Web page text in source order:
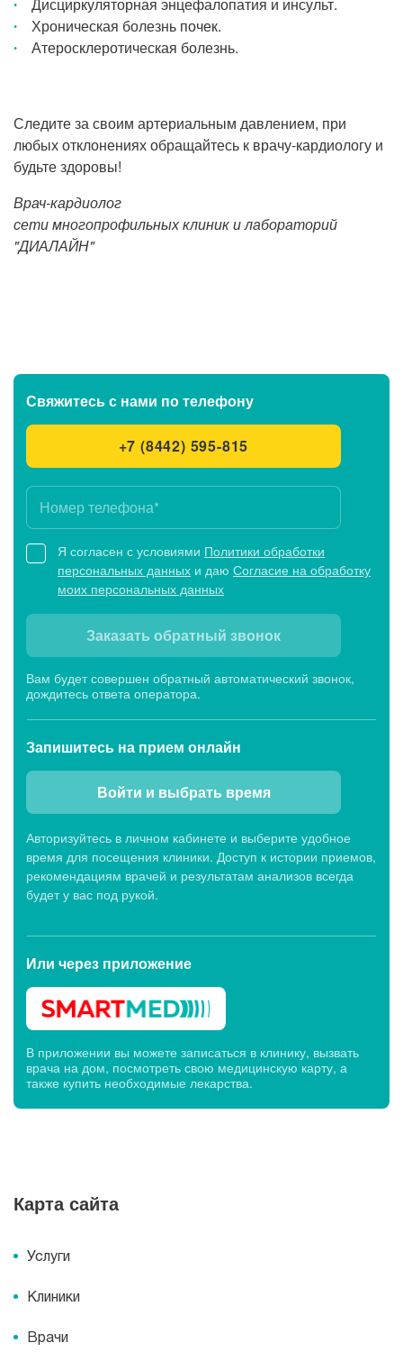
Хроническая болезнь почек.
Атеросклеротическая болезнь.
Следите за своим артериальным давлением, при
любых отклонениях обращайтесь к врачу-кардиологу и
будьте здоровы!
Врач-кардиолог
сети многопрофильных клиник и лабораторий
"ДИАЛАЙН"
Свяжитесь с нами по телефону
+7 (8442) 595-815
Я согласен с условиями Политики обработки
персональных данных и даю Согласие на обработку
моих персональных данных
Заказать обратный звонок
Вам будет совершен обратный автоматический звонок,
дождитесь ответа оператора.
Запишитесь на прием онлайн
Войти и выбрать время
Авторизуйтесь в личном кабинете и выберите удобное
время для посещения клиники. Доступ к истории приемов,
рекомендациям врачей и результатам анализов всегда
будет у вас под рукой.
Или через приложение
В приложении вы можете записаться в клинику, вызвать
врача на дом, посмотреть свою медицинскую карту, а
также купить необходимые лекарства.
Карта сайта
Услуги
Клиники
Врачи